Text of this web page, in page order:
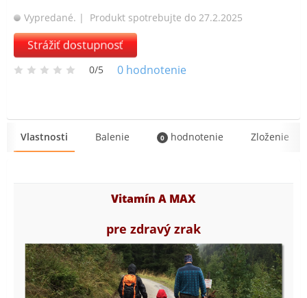
Vypredané. | Produkt spotrebujte do 27.2.2025
Strážiť dostupnosť
0/5 0 hodnotenie
Vlastnosti Balenie 0 hodnotenie Zloženie
Vitamín A MAX
pre zdravý zrak